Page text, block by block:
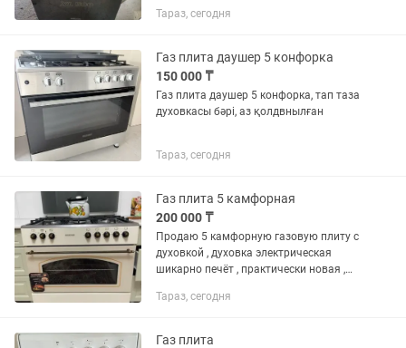
Тараз, сегодня
Газ плита даушер 5 конфорка
150 000 ₸
Газ плита даушер 5 конфорка, тап таза
духовкасы бәрі, аз қолдвнылған
Тараз, сегодня
Газ плита 5 камфорная
200 000 ₸
Продаю 5 камфорную газовую плиту с
духовкой , духовка электрическая
шикарно печёт , практически новая ,
смотрится на кухне, торг имеется
Тараз, сегодня
Газ плита